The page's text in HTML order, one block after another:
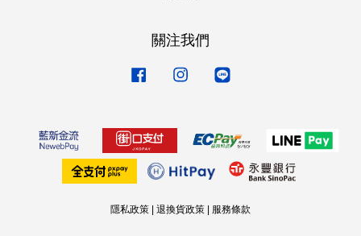
關注我們
Facebook Instagram
隱私政策 退換貨政策 服務條款